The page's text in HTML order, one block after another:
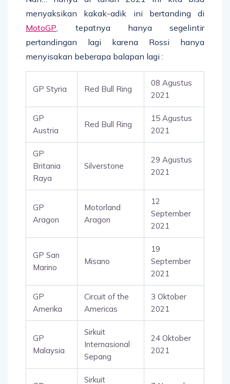
menyaksikan kakak-adik ini bertanding di
MotoGP , tepatnya hanya segelintir
pertandingan lagi karena Rossi hanya
menyisakan beberapa balapan lagi :
GP Styria Red Bull Ring
08 Agustus
2021
GP
Austria
Red Bull Ring
15 Agustus
2021
GP
Britania
Raya
Silverstone
29 Agustus
2021
GP
Aragon
Motorland
Aragon
12
September
2021
GP San
Marino
Misano
19
September
2021
GP
Amerika
Circuit of the
Americas
3 Oktober
2021
GP
Malaysia
Sirkuit
Internasional
Sepang
24 Oktober
2021
Sirkuit